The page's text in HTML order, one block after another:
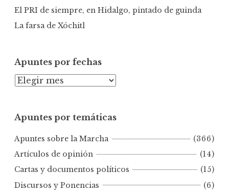
El PRI de siempre, en Hidalgo, pintado de guinda
La farsa de Xóchitl
Apuntes por fechas
A
n
e
s
p
r
Apuntes por temáticas
Apuntes sobre la Marcha
(366)
Artículos de opinión
(14)
Cartas y documentos políticos
(15)
Discursos y Ponencias
(6)